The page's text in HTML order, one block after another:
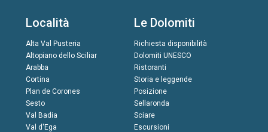
Località
Alta Val Pusteria
Altopiano dello Sciliar
Arabba
Cortina
Plan de Corones
Sesto
Val Badia
Val d'Ega
Le Dolomiti
Richiesta disponibilità
Dolomiti UNESCO
Ristoranti
Storia e leggende
Posizione
Sellaronda
Sciare
Escursioni